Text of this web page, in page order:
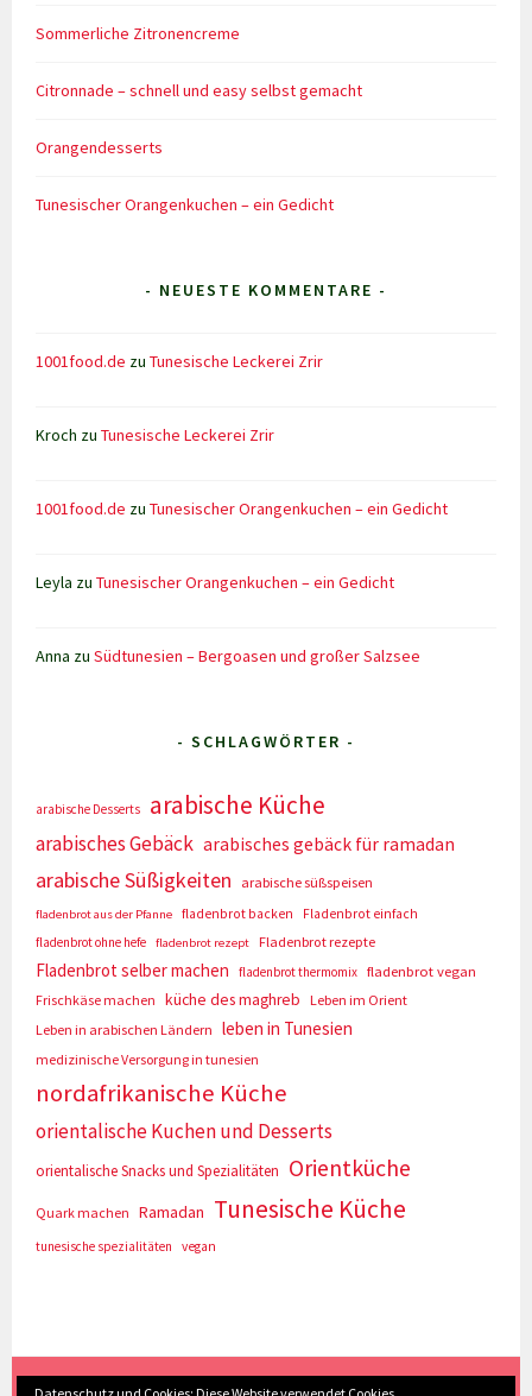
Sommerliche Zitronencreme
Citronnade – schnell und easy selbst gemacht
Orangendesserts
Tunesischer Orangenkuchen – ein Gedicht
- NEUESTE KOMMENTARE -
1001food.de zuTunesische Leckerei Zrir
Kroch zuTunesische Leckerei Zrir
1001food.de zuTunesischer Orangenkuchen – ein Gedicht
Leyla zuTunesischer Orangenkuchen – ein Gedicht
Anna zuSüdtunesien – Bergoasen und großer Salzsee
- SCHLAGWÖRTER -
arabische Desserts arabische Küche
arabisches Gebäck arabisches gebäck für ramadan
arabische Süßigkeiten arabische süßspeisen
fladenbrot aus der Pfanne fladenbrot backen
Fladenbrot einfach
fladenbrot ohne hefe
fladenbrot rezept Fladenbrot rezepte
Fladenbrot selber machen fladenbrot thermomix fladenbrot vegan
Frischkäse machen
küche des maghreb
Leben im Orient
Leben in arabischen Ländern
leben in Tunesien
medizinische Versorgung in tunesien
nordafrikanische Küche
orientalische Kuchen und Desserts
orientalische Snacks und Spezialitäten Orientküche
Quark machen Ramadan Tunesische Küche
tunesische spezialitäten vegan